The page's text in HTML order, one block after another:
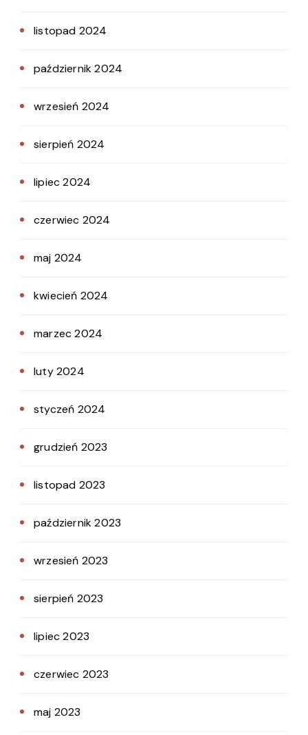
listopad 2024
październik 2024
wrzesień 2024
sierpień 2024
lipiec 2024
czerwiec 2024
maj 2024
kwiecień 2024
marzec 2024
luty 2024
styczeń 2024
grudzień 2023
listopad 2023
październik 2023
wrzesień 2023
sierpień 2023
lipiec 2023
czerwiec 2023
maj 2023